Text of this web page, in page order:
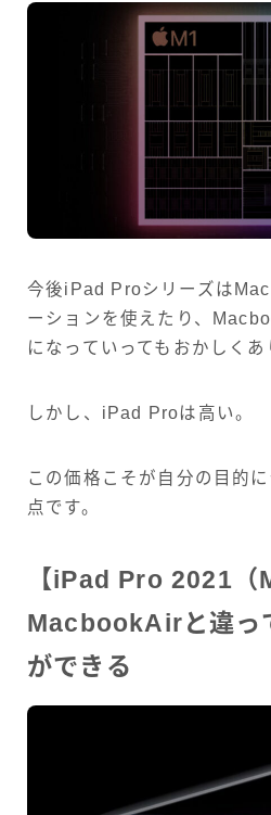
今後iPad Proシリーズは
ーションを使えたり、
になっていってもおかしくあ
しかし、iPad Proは高い。
この価格こそが自分の目的
点です。
【iPad Pro 2021（
MacbookAirと違っ
ができる